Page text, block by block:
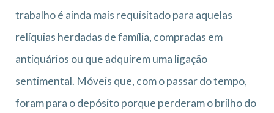
trabalho é ainda mais requisitado para aquelas
relíquias herdadas de família, compradas em
antiquários ou que adquirem uma ligação
sentimental. Móveis que, com o passar do tempo,
foram para o depósito porque perderam o brilho do